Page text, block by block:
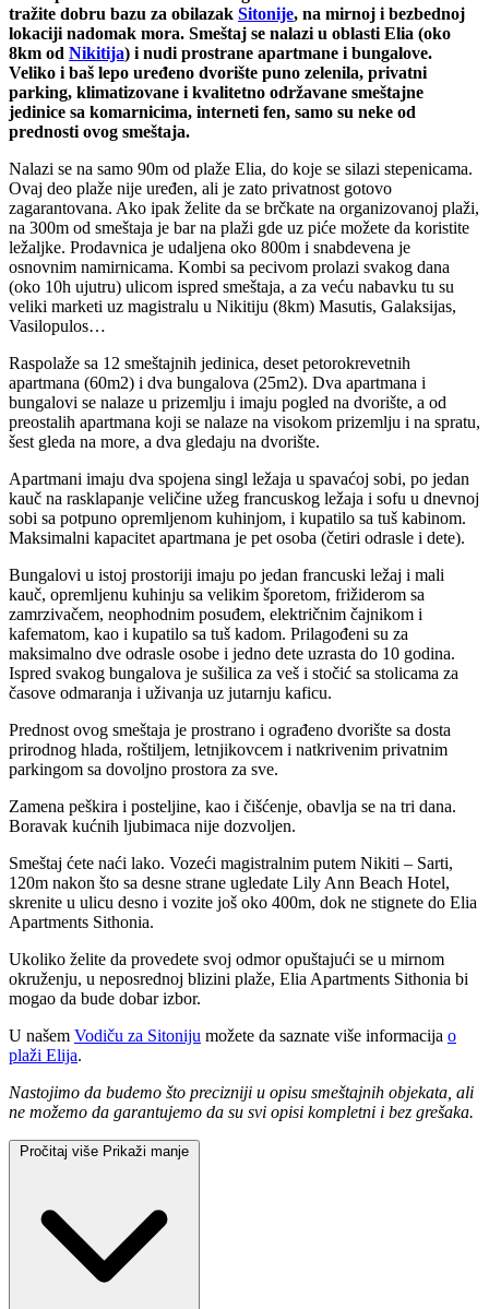
tražite dobru bazu za obilazak Sitonije, na mirnoj i bezbednoj
lokaciji nadomak mora. Smeštaj se nalazi u oblasti Elia (oko
8km od Nikitija) i nudi prostrane apartmane i bungalove.
Veliko i baš lepo uređeno dvorište puno zelenila, privatni
parking, klimatizovane i kvalitetno održavane smeštajne
jedinice sa komarnicima, interneti fen, samo su neke od
prednosti ovog smeštaja.
Nalazi se na samo 90m od plaže Elia, do koje se silazi stepenicama.
Ovaj deo plaže nije uređen, ali je zato privatnost gotovo
zagarantovana. Ako ipak želite da se brčkate na organizovanoj plaži,
na 300m od smeštaja je bar na plaži gde uz piće možete da koristite
ležaljke. Prodavnica je udaljena oko 800m i snabdevena je
osnovnim namirnicama. Kombi sa pecivom prolazi svakog dana
(oko 10h ujutru) ulicom ispred smeštaja, a za veću nabavku tu su
veliki marketi uz magistralu u Nikitiju (8km) Masutis, Galaksijas,
Vasilopulos…
Raspolaže sa 12 smeštajnih jedinica, deset petorokrevetnih
apartmana (60m2) i dva bungalova (25m2). Dva apartmana i
bungalovi se nalaze u prizemlju i imaju pogled na dvorište, a od
preostalih apartmana koji se nalaze na visokom prizemlju i na spratu,
šest gleda na more, a dva gledaju na dvorište.
Apartmani imaju dva spojena singl ležaja u spavaćoj sobi, po jedan
kauč na rasklapanje veličine užeg francuskog ležaja i sofu u dnevnoj
sobi sa potpuno opremljenom kuhinjom, i kupatilo sa tuš kabinom.
Maksimalni kapacitet apartmana je pet osoba (četiri odrasle i dete).
Bungalovi u istoj prostoriji imaju po jedan francuski ležaj i mali
kauč, opremljenu kuhinju sa velikim šporetom, frižiderom sa
zamrzivačem, neophodnim posuđem, električnim čajnikom i
kafematom, kao i kupatilo sa tuš kadom. Prilagođeni su za
maksimalno dve odrasle osobe i jedno dete uzrasta do 10 godina.
Ispred svakog bungalova je sušilica za veš i stočić sa stolicama za
časove odmaranja i uživanja uz jutarnju kaficu.
Prednost ovog smeštaja je prostrano i ograđeno dvorište sa dosta
prirodnog hlada, roštiljem, letnjikovcem i natkrivenim privatnim
parkingom sa dovoljno prostora za sve.
Zamena peškira i posteljine, kao i čišćenje, obavlja se na tri dana.
Boravak kućnih ljubimaca nije dozvoljen.
Smeštaj ćete naći lako. Vozeći magistralnim putem Nikiti – Sarti,
120m nakon što sa desne strane ugledate Lily Ann Beach Hotel,
skrenite u ulicu desno i vozite još oko 400m, dok ne stignete do Elia
Apartments Sithonia.
Ukoliko želite da provedete svoj odmor opuštajući se u mirnom
okruženju, u neposrednoj blizini plaže, Elia Apartments Sithonia bi
mogao da bude dobar izbor.
U našem Vodiču za Sitoniju možete da saznate više informacija o
plaži Elija.
Nastojimo da budemo što precizniji u opisu smeštajnih objekata, ali
ne možemo da garantujemo da su svi opisi kompletni i bez grešaka.
Pročitaj više Prikaži manje